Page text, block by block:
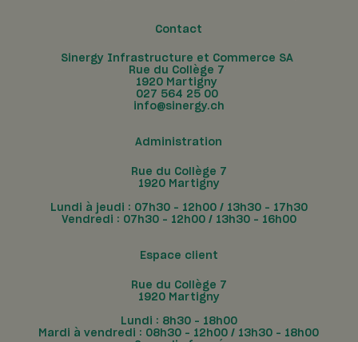
Contact
Sinergy Infrastructure et Commerce SA
Rue du Collège 7
1920 Martigny
027 564 25 00
info@sinergy.ch
Administration
Rue du Collège 7
1920 Martigny
Lundi à jeudi : 07h30 – 12h00 / 13h30 – 17h30
Vendredi : 07h30 – 12h00 / 13h30 – 16h00
Espace client
Rue du Collège 7
1920 Martigny
Lundi : 8h30 – 18h00
Mardi à vendredi : 08h30 – 12h00 / 13h30 – 18h00